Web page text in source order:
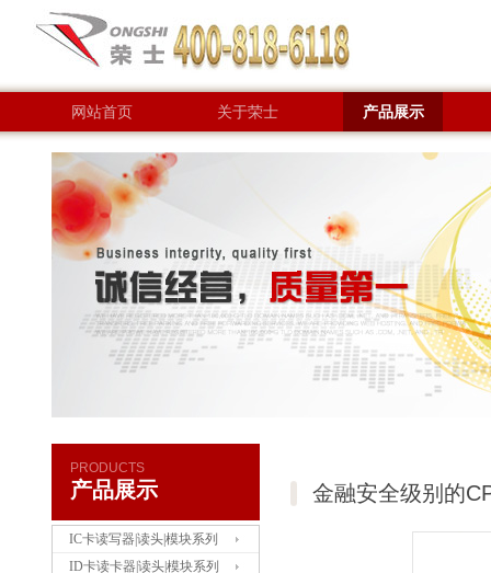
网站首页 关于荣士 产品展示
联系方式
PRODUCTS
产品展示
IC卡读写器|读头|模块系列
ID卡读卡器|读头|模块系列
金融安全级别的